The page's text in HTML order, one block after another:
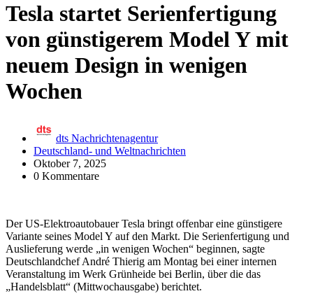
Tesla startet Serienfertigung
von günstigerem Model Y mit
neuem Design in wenigen
Wochen
dts Nachrichtenagentur
Deutschland- und Weltnachrichten
Oktober 7, 2025
0 Kommentare
Der US-Elektroautobauer Tesla bringt offenbar eine günstigere
Variante seines Model Y auf den Markt. Die Serienfertigung und
Auslieferung werde „in wenigen Wochen“ beginnen, sagte
Deutschlandchef André Thierig am Montag bei einer internen
Veranstaltung im Werk Grünheide bei Berlin, über die das
„Handelsblatt“ (Mittwochausgabe) berichtet.